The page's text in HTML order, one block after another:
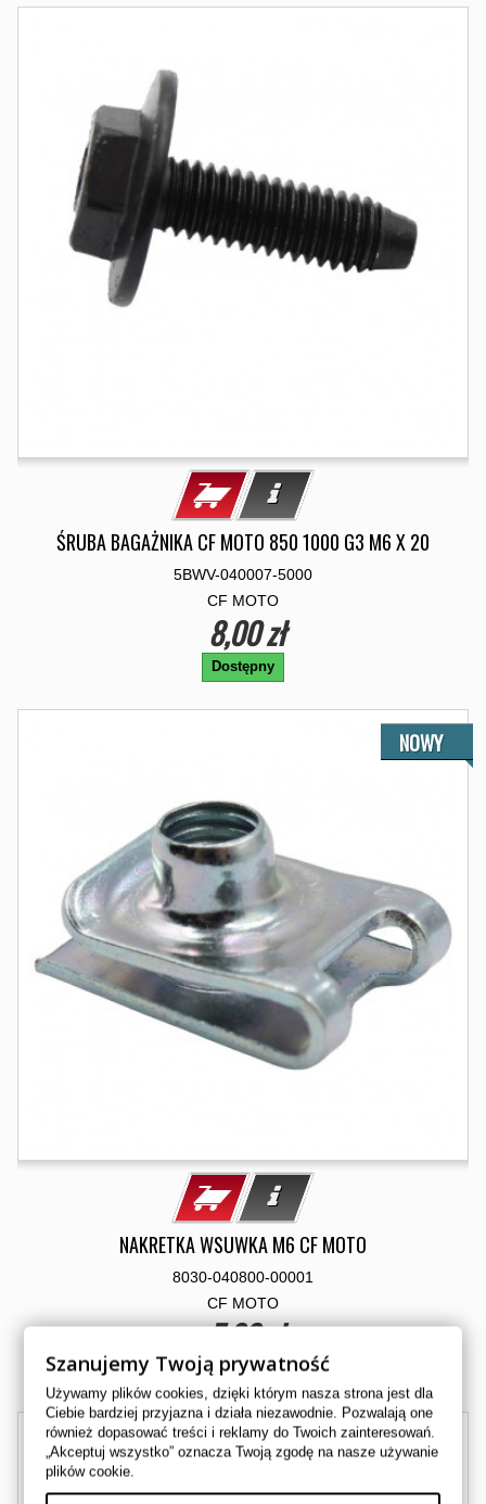
ŚRUBA BAGAŻNIKA CF MOTO 850 1000 G3 M6 X 20
5BWV-040007-5000
CF MOTO
8,00 zł
Dostępny
NOWY
NAKRETKA WSUWKA M6 CF MOTO
8030-040800-00001
CF MOTO
5,00 zł
Dostępny
Szanujemy Twoją prywatność
Używamy plików cookies, dzięki którym nasza strona jest dla
Ciebie bardziej przyjazna i działa niezawodnie. Pozwalają one
również dopasować treści i reklamy do Twoich zainteresowań.
„Akceptuj wszystko” oznacza Twoją zgodę na nasze używanie
plików cookie.